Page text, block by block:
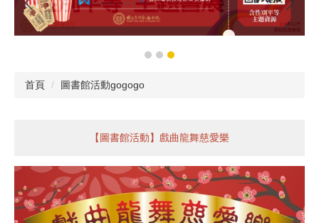
首頁 圖書館活動gogogo
【圖書館活動】戲曲龍舞慈愛樂